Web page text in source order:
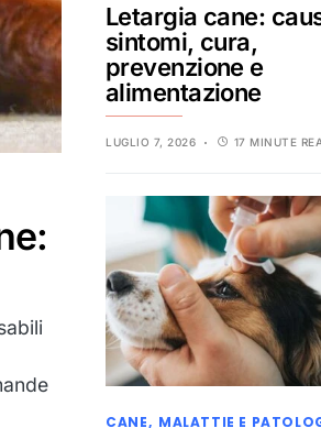
Letargia cane:
sintomi, cura,
prevenzione e
alimentazione
LUGLIO 7, 2026 17 MINUTE
CANE MALATTIE E